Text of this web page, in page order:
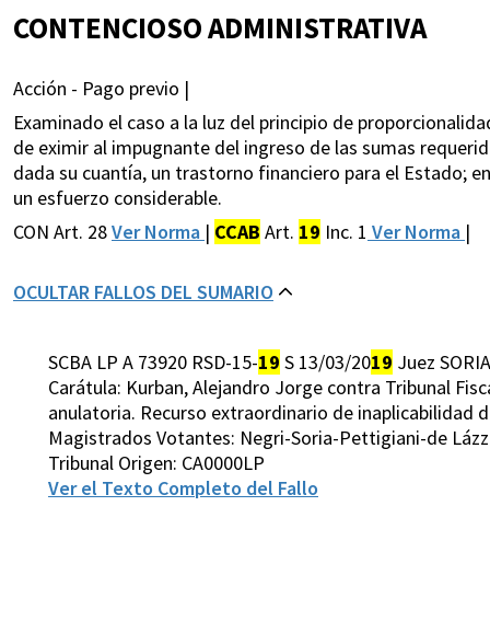
CONTENCIOSO ADMINISTRATIVA
Acción - Pago previo |
Examinado el caso a la luz del principio de
de eximir al impugnante del ingreso de las sumas
dada su cuantía, un trastorno financiero para el Estado;
un esfuerzo considerable.
CON Art. 28Ver Norma | CCAB Art. 19 Inc. 1 Ver Norma |
OCULTAR FALLOS DEL SUMARIO
SCBA LP A 73920 RSD-15-19 S 13/03/2019 Juez
Carátula: Kurban, Alejandro Jorge contra Tribunal
anulatoria. Recurso extraordinario de inaplicabilidad
Magistrados Votantes: Negri-Soria-Pettigiani-de
Tribunal Origen: CA0000LP
Ver el Texto Completo del Fallo